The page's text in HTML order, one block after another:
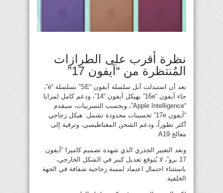
نظرة أقرب على الطرازات
المُنتظرة من “آيفون 17”
بعد أن استبدلت آبل سلسلة آيفون “SE” بسلسلة “e”،
جاء آيفون “16e” بهيكل آيفون “14”، ودعم كامل لمزايا
“Apple Intelligence”، وبحسب التسريبات، سيقدم
“آيفون 17e” تحسينات محدودة تشمل: هيكل زجاجي
أكثر تطوراً، ودعم الشحن المغناطيسي، وترقية إلى
معالج A19.
وبعد التغيير الجذري الذي شهده تصميم كاميرا “آيفون
17 برو”، لا يُتوقع تعديل كبير في الشكل الخارجي،
باستثناء احتمال اعتماد لمسة زجاجية شفافة في الجهة
الخلفية.